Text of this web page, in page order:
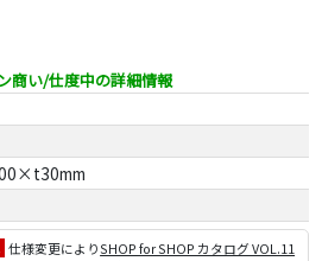
商い/仕度中の詳細情報
仕様変更によりSHOP for SHOP カタログ VOL.11